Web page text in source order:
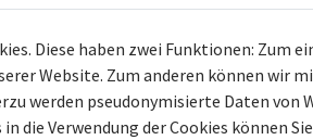
Diese haben zwei Funktionen: Zum
Website. Zum anderen können wir
werden pseudonymisierte Daten von
die Verwendung der Cookies können